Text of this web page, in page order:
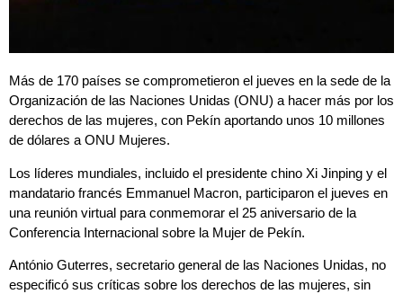
Más de 170 países se comprometieron el jueves en la sede de la
Organización de las Naciones Unidas (ONU) a hacer más por los
derechos de las mujeres, con Pekín aportando unos 10 millones
de dólares a ONU Mujeres.
Los líderes mundiales, incluido el presidente chino Xi Jinping y el
mandatario francés Emmanuel Macron, participaron el jueves en
una reunión virtual para conmemorar el 25 aniversario de la
Conferencia Internacional sobre la Mujer de Pekín.
António Guterres, secretario general de las Naciones Unidas, no
especificó sus críticas sobre los derechos de las mujeres, sin